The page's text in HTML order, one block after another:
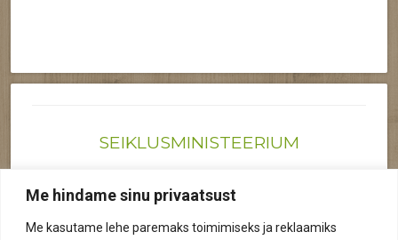
Me hindame sinu privaatsust
Me kasutame lehe paremaks toimimiseks ja reklaamiks
SEIKLUSMINISTEERIUM
Reg nr: 12041719